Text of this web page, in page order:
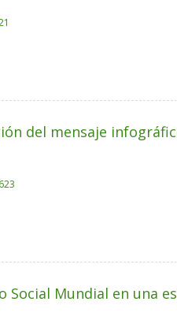
del mensaje
Mundial en una